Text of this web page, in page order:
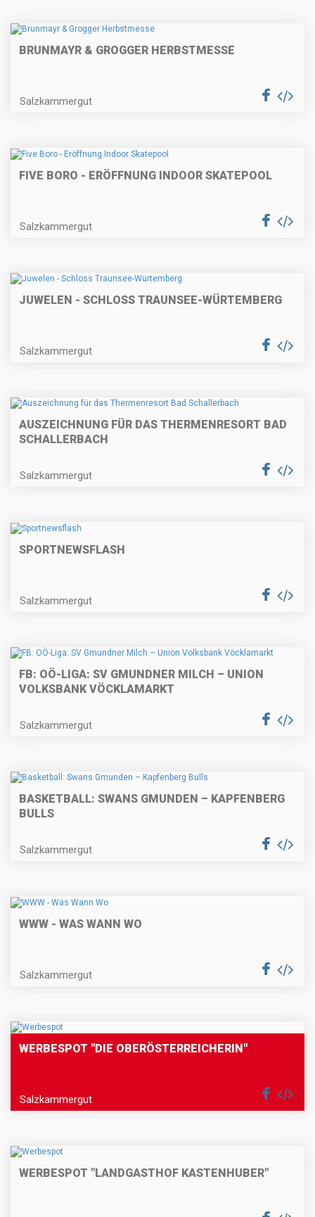
BRUNMAYR & GROGGER HERBSTMESSE
Salzkammergut
FIVE BORO - ERÖFFNUNG INDOOR SKATEPOOL
Salzkammergut
JUWELEN - SCHLOSS TRAUNSEE-WÜRTEMBERG
Salzkammergut
AUSZEICHNUNG FÜR DAS THERMENRESORT BAD
SCHALLERBACH
Salzkammergut
SPORTNEWSFLASH
Salzkammergut
FB: OÖ-LIGA: SV GMUNDNER MILCH – UNION
VOLKSBANK VÖCKLAMARKT
Salzkammergut
BASKETBALL: SWANS GMUNDEN – KAPFENBERG
BULLS
Salzkammergut
WWW - WAS WANN WO
Salzkammergut
WERBESPOT "DIE OBERÖSTERREICHERIN"
Salzkammergut
WERBESPOT "LANDGASTHOF KASTENHUBER"